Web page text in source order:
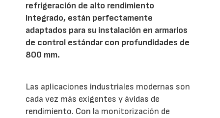
refrigeración de alto rendimiento
integrado, están perfectamente
adaptados para su instalación en armarios
de control estándar con profundidades de
800 mm.
Las aplicaciones industriales modernas son
cada vez más exigentes y ávidas de
rendimiento. Con la monitorización de